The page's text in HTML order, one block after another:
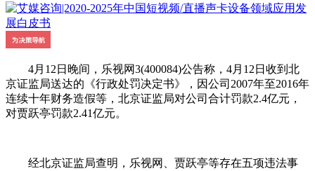
4月12日晚间，乐视网3(400084)公告称，4月12日收到北
京证监局送达的《行政处罚决定书》，因公司2007年至2016年
连续十年财务造假等，北京证监局对公司合计罚款2.4亿元，
对贾跃亭罚款2.41亿元。
经北京证监局查明，乐视网、贾跃亭等存在五项违法事